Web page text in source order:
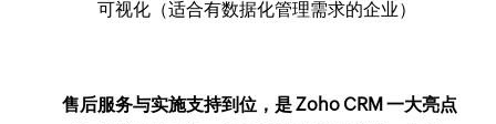
可视化（适合有数据化管理需求的企业）
售后服务与实施支持到位，是 Zoho CRM 一大亮点